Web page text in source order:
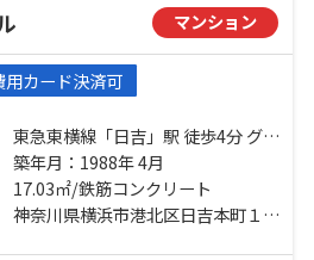
マンション
用カード決済可
東急東横線「日吉」駅 徒歩4分 グリ
ーンライン「日吉本町」駅 徒歩14
分 東急目黒線「元住吉」駅 徒歩27
分
築年月：1988年 4月
17.03㎡/鉄筋コンクリート
神奈川県横浜市港北区日吉本町１丁目